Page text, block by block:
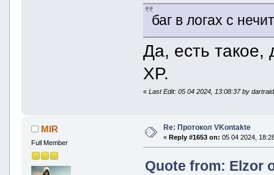
баг в логах с
Да, есть такое,
XP.
«Last Edit: 05 04 2024, 13:08:37 by
MIR
Full Member
Re: Протокол VKontakte
« Reply #1653 on: 05 04 2024,
Quote from: Elzor